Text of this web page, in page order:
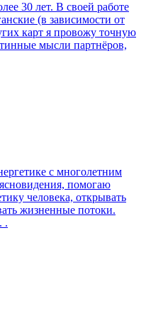
30 лет. В своей работе
(в зависимости от
карт я провожу точную
мысли партнёров,
с многолетним
помогаю
человека, открывать
жизненные потоки.
.